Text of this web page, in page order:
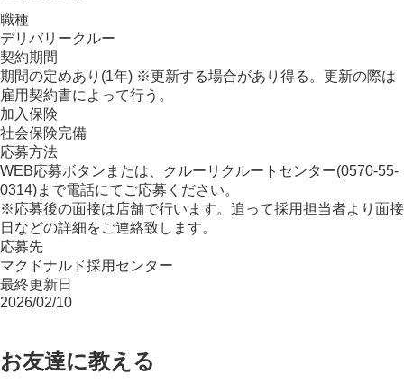
職種
デリバリークルー
契約期間
期間の定めあり(1年) ※更新する場合があり得る。更新の際は
雇用契約書によって行う。
加入保険
社会保険完備
応募方法
WEB応募ボタンまたは、クルーリクルートセンター(0570-55-
0314)まで電話にてご応募ください。
※応募後の面接は店舗で行います。追って採用担当者より面接
日などの詳細をご連絡致します。
応募先
マクドナルド採用センター
最終更新日
2026/02/10
お友達に教える